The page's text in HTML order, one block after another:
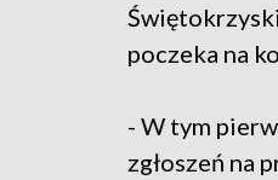
poczeka na
- W tym
zgłoszeń na